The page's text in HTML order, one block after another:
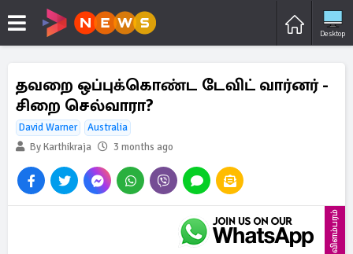
Desktop
தவறை ஒப்புக்கொண்ட டேவிட் வார்னர் -
சிறை செல்வாரா?
David Warner
Australia
By Karthikraja
3 months ago
விளம்பரம்